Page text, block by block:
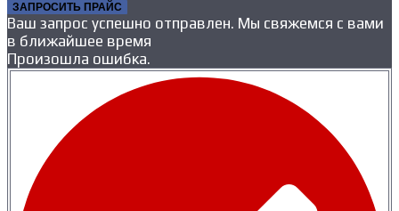
ЗАПРОСИТЬ ПРАЙС
Ваш запрос успешно отправлен. Мы свяжемся с вами
в ближайшее время
Произошла ошибка.